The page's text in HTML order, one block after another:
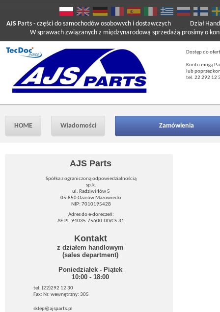
AJS Parts - części do samochodów osobowych i dostawczych
W sprawach związanych z międzynarodową sprzedażą prosimy o
Dział
Dostęp do
Konto mogą
lub poprzez
tel. 22 292 12
HOME Wiadomości Zamówienia
AJS Parts
Spółka z ograniczoną odpowiedzialnością
sp.k.
ul. Radziwiłłów 5
05-850 Ożarów Mazowiecki
NIP: 7010195428
Adres do e-doreczeń:
AE:PL-94035-75600-DIVCS-31
Kontakt
z działem handlowym
(sales department)
Poniedziałek - Piątek
10:00 - 18:00
tel. (22)292 12 30
Fax: Nr. wewnętrzny: 305
sklep@ajsparts.pl